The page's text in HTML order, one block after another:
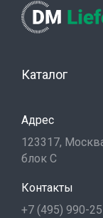
Каталог
Адрес
123317,
блок С
Контакты
+7 (495) 990-